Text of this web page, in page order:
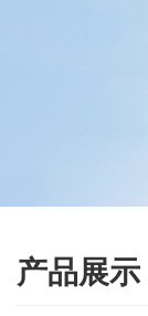
产品展示